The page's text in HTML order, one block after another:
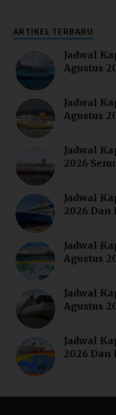
ARTIKEL TERBARU
Jadwal
Agustus
Jadwal
Agustus
Jadwal
2026
Jadwal
2026
Jadwal
Agustus
Jadwal
Agustus
Jadwal
2026